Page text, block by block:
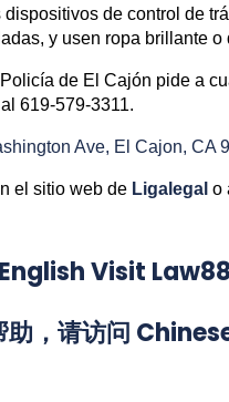
de control de
y usen ropa brillante
de El Cajón pide a
619-579-3311.
Ave, El Cajon, CA
el sitio web de Ligalegal o
Visit
助，请访问